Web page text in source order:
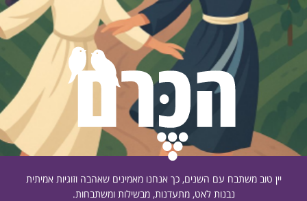
יין טוב משתבח עם השנים, כך אנחנו מאמינים שאהבה וזוגיות אמיתית
נבנות לאט, מתעדנות, מבשילות ומשתבחות.